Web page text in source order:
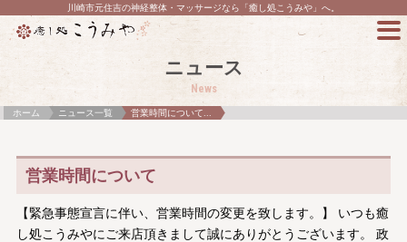
川崎市元住吉の神経整体・マッサージなら「癒し処こうみや」へ。
ニュース
News
ホーム ニュース一覧 営業時間について...
営業時間について
【緊急事態宣言に伴い、営業時間の変更を致します。】 いつも癒
し処こうみやにご来店頂きまして誠にありがとうございます。 政